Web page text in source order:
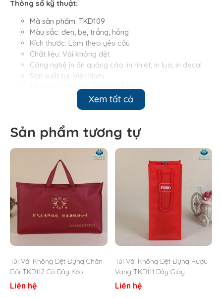
Thông số kỹ thuật:
Mã sản phẩm: TKD109
Màu sắc: đen, be, trắng, hồng
Kích thước: Làm theo yêu cầu
Chất liệu: Vải không dệt
Công nghệ in ấn quảng cáo: in nhiệt, in lụa, in decal
Sản xuất tại: Việt Nam
Nhận số lượng: từ 200 túi trở lên
Xem tất cả
Sản phẩm tương tự
Túi Vải Không Dệt Đựng Chăn
Gối TKD112 Có Dây Kéo
Liên hệ
Túi Vải Không Dệt Đựng Rượu
Vang TKD111 Dây Giày
Liên hệ